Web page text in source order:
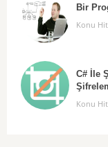
Bir
Konu
C# İle
Konu